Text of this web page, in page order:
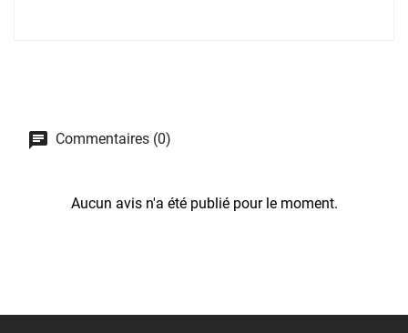
Commentaires (0)
Aucun avis n'a été publié pour le moment.